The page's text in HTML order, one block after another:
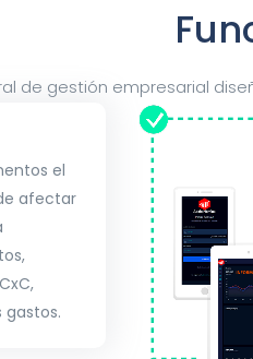
de gestión empresarial
el
afectar